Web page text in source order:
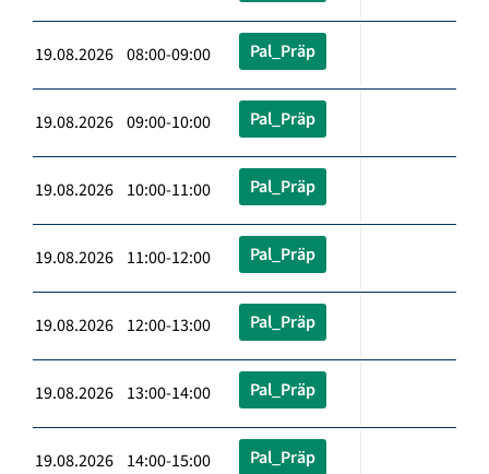
19.08.2026 08:00-09:00 Pal_Präp
19.08.2026 09:00-10:00 Pal_Präp
19.08.2026 10:00-11:00 Pal_Präp
19.08.2026 11:00-12:00 Pal_Präp
19.08.2026 12:00-13:00 Pal_Präp
19.08.2026 13:00-14:00 Pal_Präp
19.08.2026 14:00-15:00 Pal_Präp